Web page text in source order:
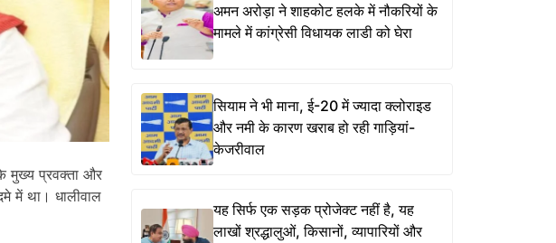
मुख्य प्रवक्ता और
में था। धालीवाल
अमन अरोड़ा ने शाहकोट हलके में नौकरियों के
मामले में कांग्रेसी विधायक लाडी को घेरा
सियाम ने भी माना, ई-20 में ज्यादा क्लोराइड
और नमी के कारण खराब हो रही गाड़ियां-
केजरीवाल
यह सिर्फ एक सड़क प्रोजेक्ट नहीं है, यह
लाखों श्रद्धालुओं, किसानों, व्यापारियों और